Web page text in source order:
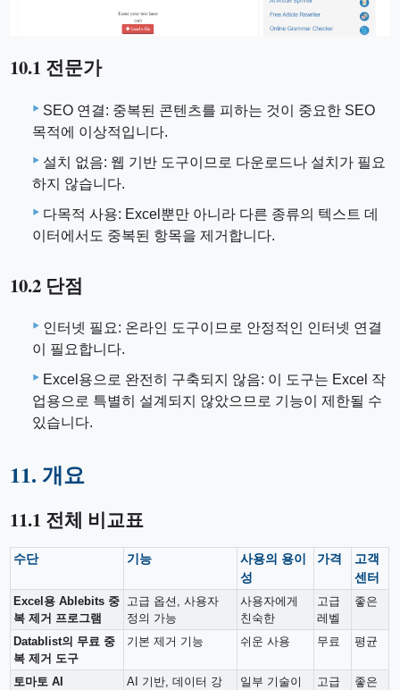
10.1 전문가
SEO 연결: 중복된 콘텐츠를 피하는 것이 중요한 SEO
목적에 이상적입니다.
설치 없음: 웹 기반 도구이므로 다운로드나 설치가 필요
하지 않습니다.
다목적 사용: Excel뿐만 아니라 다른 종류의 텍스트 데
이터에서도 중복된 항목을 제거합니다.
10.2 단점
인터넷 필요: 온라인 도구이므로 안정적인 인터넷 연결
이 필요합니다.
Excel용으로 완전히 구축되지 않음: 이 도구는 Excel 작
업용으로 특별히 설계되지 않았으므로 기능이 제한될 수
있습니다.
11. 개요
11.1 전체 비교표
수단 기능
사용의 용이
성
가격
고객
센터
Excel용 Ablebits 중
복 제거 프로그램
고급 옵션, 사용자
정의 가능
사용자에게
친숙한
고급
레벨
좋은
Datablist의 무료 중
복 제거 도구
기본 제거 기능 쉬운 사용 무료 평균
토마토 AI
AI 기반, 데이터 강
일부 기술이
고급
좋은